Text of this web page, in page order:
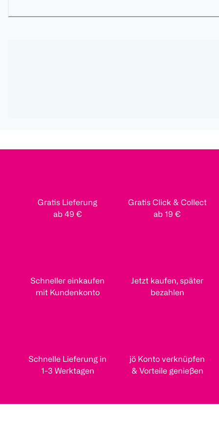
Gratis Lieferung
ab 49 €
Gratis Click & Collect
ab 19 €
Schneller einkaufen
mit Kundenkonto
Jetzt kaufen, später
bezahlen
Schnelle Lieferung in
1-3 Werktagen
jö Konto verknüpfen
& Vorteile genießen